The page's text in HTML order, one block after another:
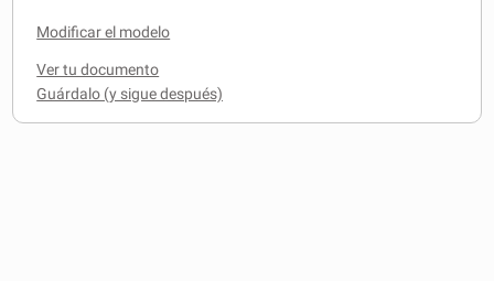
Modificar el modelo
Ver tu documento